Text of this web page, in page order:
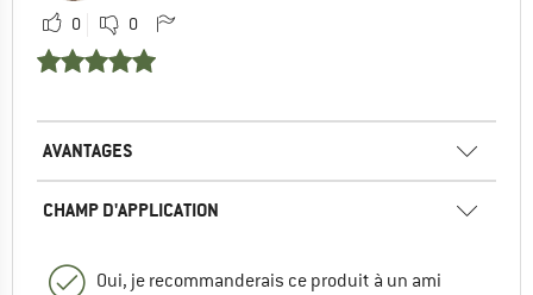
0 0
AVANTAGES
CHAMP D'APPLICATION
Oui, je recommanderais ce produit à un ami